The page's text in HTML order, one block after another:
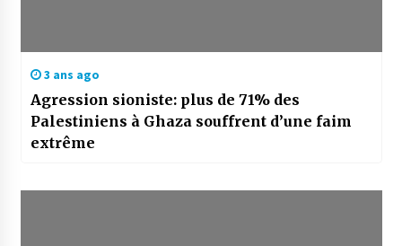
3 ans ago
Agression sioniste: plus de 71% des
Palestiniens à Ghaza souffrent d’une faim
extrême